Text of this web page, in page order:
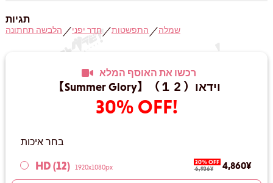
תגיות
הלבשה תחתונה／חדר יפני／התפשטות／שמלה
רכשו את האוסף המלא
【Summer Glory】（１２）וידאו
30% OFF!
בחר איכות
HD (12) 1920x1080px
30% OFF
‏6,936 ‏¥
‏4,860 ‏¥